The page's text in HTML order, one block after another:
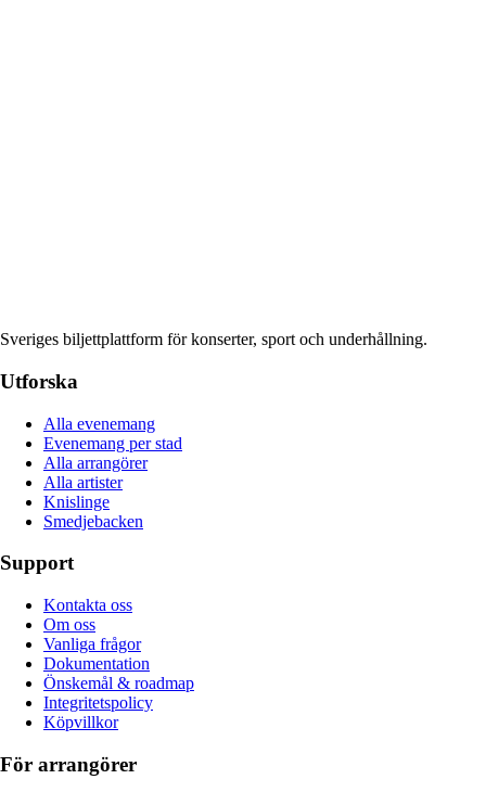
Sveriges biljettplattform för konserter, sport och underhållning.
Utforska
Alla evenemang
Evenemang per stad
Alla arrangörer
Alla artister
Knislinge
Smedjebacken
Support
Kontakta oss
Om oss
Vanliga frågor
Dokumentation
Önskemål & roadmap
Integritetspolicy
Köpvillkor
För arrangörer